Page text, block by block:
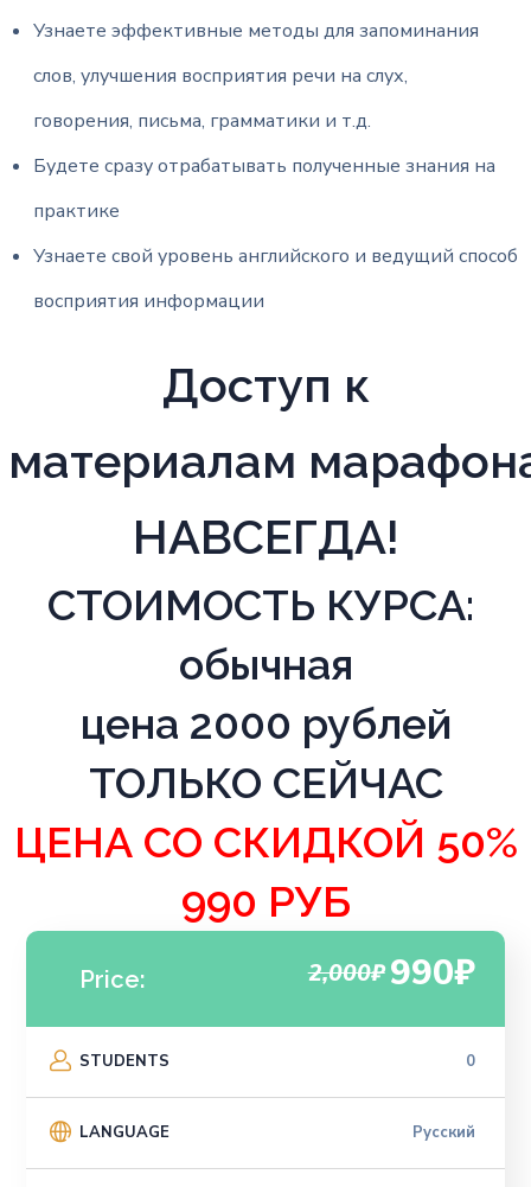
Узнаете эффективные методы для запоминания
слов, улучшения восприятия речи на слух,
говорения, письма, грамматики и т.д.
Будете сразу отрабатывать полученные знания на
практике
Узнаете свой уровень английского и ведущий способ
восприятия информации
Доступ к
материалам
НАВСЕГДА!
СТОИМОСТЬ КУРСА:
обычная
цена 2000 рублей
ТОЛЬКО СЕЙЧАС
ЦЕНА СО СКИДКОЙ 50%
990 РУБ
Price: 2,000₽990₽
STUDENTS 0
LANGUAGE Русский